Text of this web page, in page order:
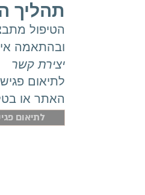
תהליך
הטיפול
ובהתאמה
יצירת קשר
לתיאום
האתר או
לתיאום